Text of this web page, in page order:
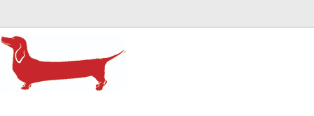
HR Center
залученість персоналу, e-NPS, оцінка ЗВК